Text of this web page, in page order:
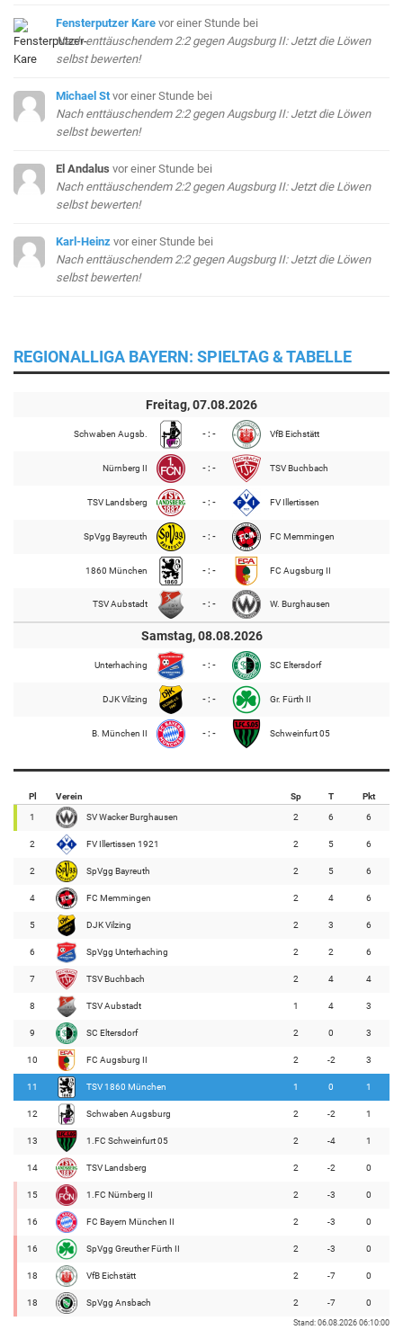
Fensterputzer Kare vor einer Stunde bei
Nach enttäuschendem 2:2 gegen Augsburg II: Jetzt die Löwen
selbst bewerten!
Michael St vor einer Stunde bei
Nach enttäuschendem 2:2 gegen Augsburg II: Jetzt die Löwen
selbst bewerten!
El Andalus vor einer Stunde bei
Nach enttäuschendem 2:2 gegen Augsburg II: Jetzt die Löwen
selbst bewerten!
Karl-Heinz vor einer Stunde bei
Nach enttäuschendem 2:2 gegen Augsburg II: Jetzt die Löwen
selbst bewerten!
REGIONALLIGA BAYERN: SPIELTAG & TABELLE
Freitag, 07.08.2026
Schwaben Augsb. - : - VfB Eichstätt
Nürnberg II - : - TSV Buchbach
TSV Landsberg - : - FV Illertissen
SpVgg Bayreuth - : - FC Memmingen
1860 München - : - FC Augsburg II
TSV Aubstadt - : - W. Burghausen
Samstag, 08.08.2026
Unterhaching - : - SC Eltersdorf
DJK Vilzing - : - Gr. Fürth II
B. München II - : - Schweinfurt 05
Pl Verein Sp T Pkt
1 SV Wacker Burghausen 2 6 6
2 FV Illertissen 1921 2 5 6
2 SpVgg Bayreuth 2 5 6
4 FC Memmingen 2 4 6
5 DJK Vilzing 2 3 6
6 SpVgg Unterhaching 2 2 6
7 TSV Buchbach 2 4 4
8 TSV Aubstadt 1 4 3
9 SC Eltersdorf 2 0 3
10 FC Augsburg II 2 -2 3
11 TSV 1860 München 1 0 1
12 Schwaben Augsburg 2 -2 1
13 1.FC Schweinfurt 05 2 -4 1
14 TSV Landsberg 2 -2 0
15 1.FC Nürnberg II 2 -3 0
16 FC Bayern München II 2 -3 0
16 SpVgg Greuther Fürth II 2 -3 0
18 VfB Eichstätt 2 -7 0
18 SpVgg Ansbach 2 -7 0
Stand: 06.08.2026 06:10:00